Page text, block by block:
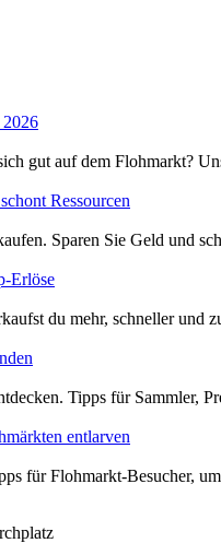
gut auf dem Flohmarkt?
Ressourcen
Sparen Sie Geld und
Erlöse
du mehr, schneller und
Tipps für Sammler,
entlarven
für Flohmarkt-Besucher,